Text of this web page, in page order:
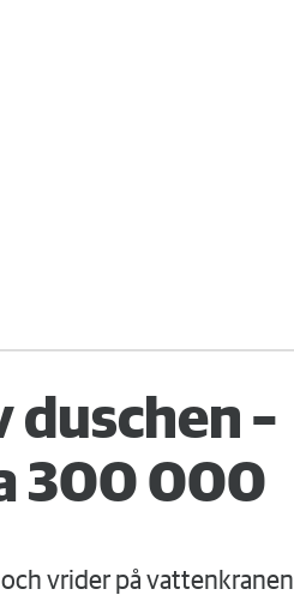
duschen –
300 000
vrider på vattenkranen